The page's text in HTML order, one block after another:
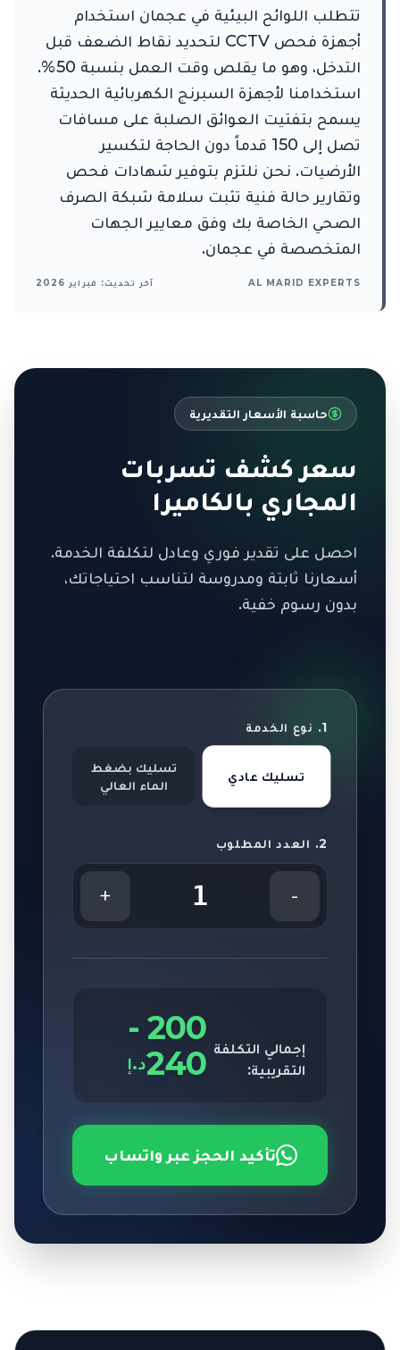
تتطلب اللوائح البيئية في عجمان استخدام
أجهزة فحص CCTV لتحديد نقاط الضعف قبل
التدخل، وهو ما يقلص وقت العمل بنسبة 50%.
استخدامنا لأجهزة السبرنج الكهربائية الحديثة
يسمح بتفتيت العوائق الصلبة على مسافات
تصل إلى 150 قدماً دون الحاجة لتكسير
الأرضيات. نحن نلتزم بتوفير شهادات فحص
وتقارير حالة فنية تثبت سلامة شبكة الصرف
الصحي الخاصة بك وفق معايير الجهات
المتخصصة في عجمان.
AL MARID EXPERTS آخر تحديث: فبراير 2026
حاسبة الأسعار التقديرية
سعر كشف تسربات
المجاري بالكاميرا
احصل على تقدير فوري وعادل لتكلفة الخدمة.
أسعارنا ثابتة ومدروسة لتناسب احتياجاتك،
بدون رسوم خفية.
1. نوع الخدمة
تسليك عادي
تسليك بضغط
الماء العالي
2. العدد المطلوب
-
1
+
إجمالي التكلفة
التقريبية:
200
-
240د.إ
تأكيد الحجز عبر واتساب